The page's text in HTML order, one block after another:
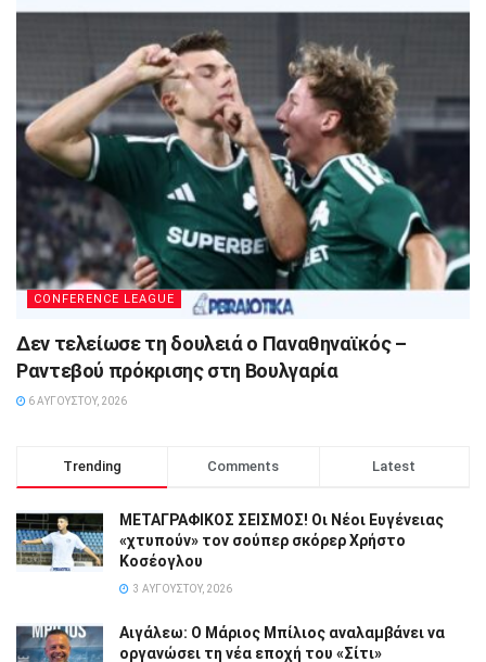
CONFERENCE LEAGUE
Δεν τελείωσε τη δουλειά ο Παναθηναϊκός –
Ραντεβού πρόκρισης στη Βουλγαρία
6 ΑΥΓΟΎΣΤΟΥ, 2026
Trending Comments Latest
ΜΕΤΑΓΡΑΦΙΚΟΣ ΣΕΙΣΜΟΣ! Οι Νέοι Ευγένειας
«χτυπούν» τον σούπερ σκόρερ Χρήστο
Κοσέογλου
3 ΑΥΓΟΎΣΤΟΥ, 2026
Αιγάλεω: Ο Μάριος Μπίλιος αναλαμβάνει να
οργανώσει τη νέα εποχή του «Σίτι»